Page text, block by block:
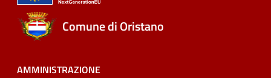
Comune di Oristano
AMMINISTRAZIONE